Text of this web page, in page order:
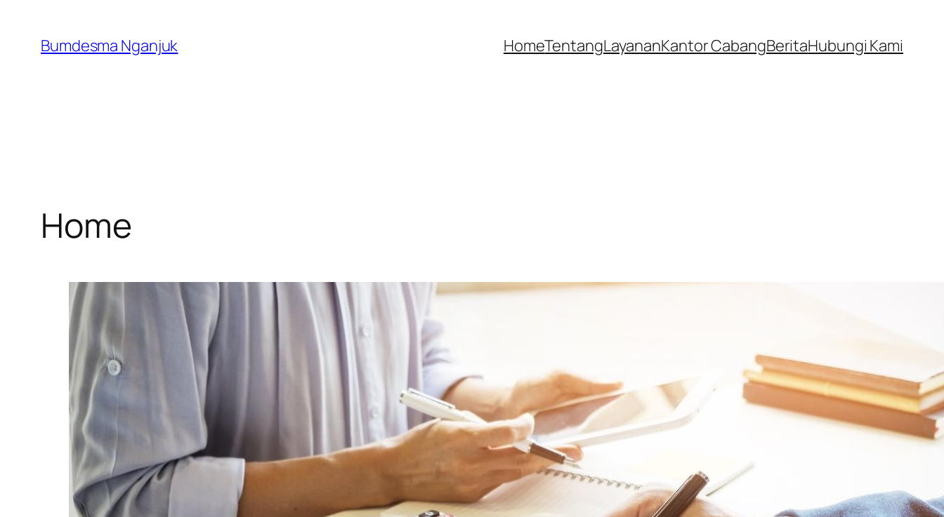
content
Bumdesma Nganjuk HomeTentangLayananKantor CabangBeritaHubungi Kami
Home